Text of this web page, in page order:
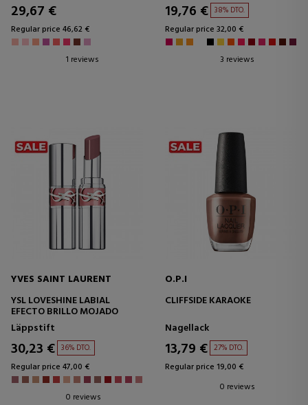
29,67 €
Regular price 46,62 €
1 reviews
19,76 € 38% DTO.
Regular price 32,00 €
3 reviews
YVES SAINT LAURENT
YSL LOVESHINE LABIAL
EFECTO BRILLO MOJADO
Läppstift
30,23 € 36% DTO.
Regular price 47,00 €
0 reviews
O.P.I
CLIFFSIDE KARAOKE
Nagellack
13,79 € 27% DTO.
Regular price 19,00 €
0 reviews